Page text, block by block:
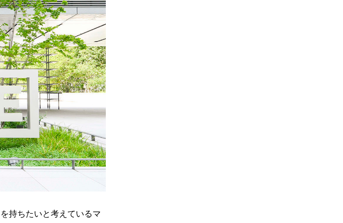
持ちたいと考えているマ